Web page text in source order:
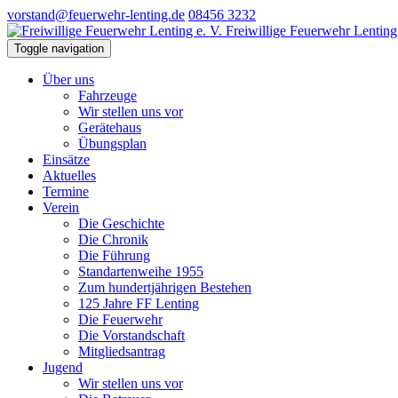
vorstand@feuerwehr-lenting.de 08456 3232
Freiwillige Feuerwehr
Toggle navigation
Über uns
Fahrzeuge
Wir stellen uns vor
Gerätehaus
Übungsplan
Einsätze
Aktuelles
Termine
Verein
Die Geschichte
Die Chronik
Die Führung
Standartenweihe 1955
Zum hundertjährigen Bestehen
125 Jahre FF Lenting
Die Feuerwehr
Die Vorstandschaft
Mitgliedsantrag
Jugend
Wir stellen uns vor